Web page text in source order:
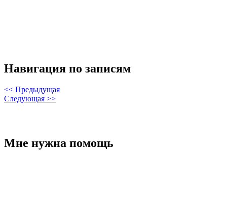
Навигация по записям
<< Предыдущая
Следующая >>
Мне нужна помощь